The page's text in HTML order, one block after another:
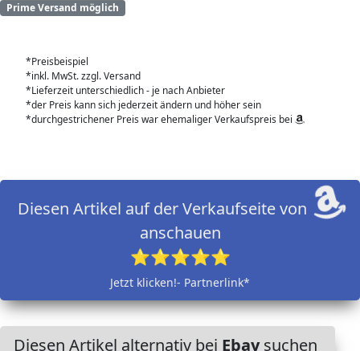
Prime Versand möglich
*Preisbeispiel
*inkl. MwSt. zzgl. Versand
*Lieferzeit unterschiedlich - je nach Anbieter
*der Preis kann sich jederzeit ändern und höher sein
*durchgestrichener Preis war ehemaliger Verkaufspreis bei
Diesen Artikel auf der Verkaufseite von
anschauen
⭐⭐⭐⭐⭐
Jetzt klicken!- Partnerlink*
Diesen Artikel alternativ bei Ebaysuchen